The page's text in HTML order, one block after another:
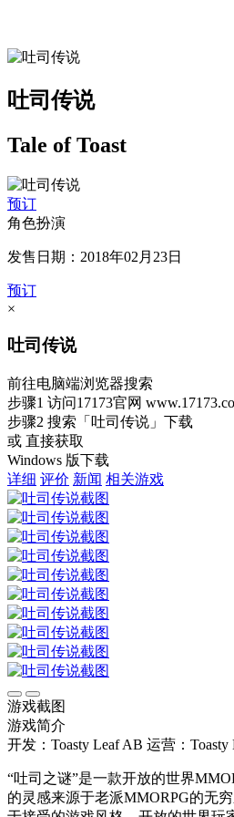
吐司传说
Tale of Toast
预订
角色扮演
发售日期：2018年02月23日
预订
×
吐司传说
前往电脑端浏览器搜索
步骤1 访问17173官网
步骤2 搜索 「吐司传说」 下载
或 直接获取
Windows 版下载
详细 评价 新闻 相关游戏
游戏截图
游戏简介
开发：Toasty Leaf AB 运营：
“吐司之谜”是一款开放的世界
的灵感来源于老派MMORPG的无